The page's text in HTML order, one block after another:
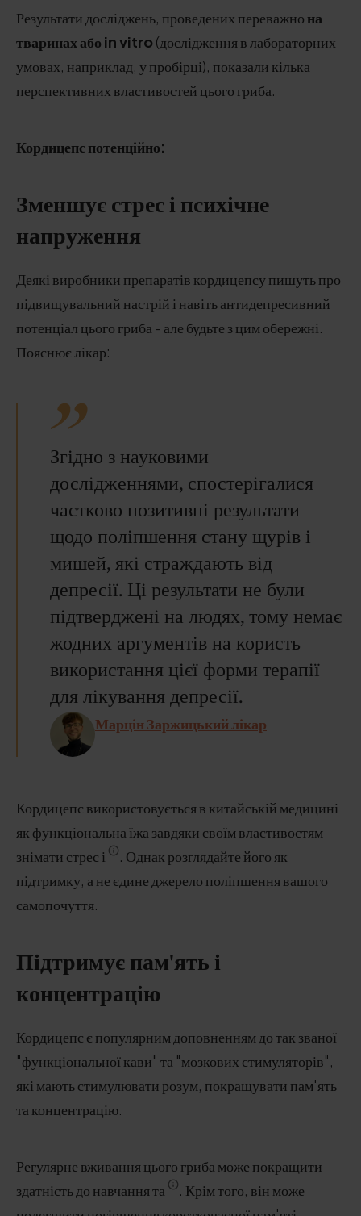
Результати досліджень, проведених переважно на
тваринах або in vitro (дослідження в лабораторних
умовах, наприклад, у пробірці), показали кілька
перспективних властивостей цього гриба.
Кордицепс потенційно:
Зменшує стрес і психічне
напруження
Деякі виробники препаратів кордицепсу пишуть про
підвищувальний настрій і навіть антидепресивний
потенціал цього гриба - але будьте з цим обережні.
Пояснює лікар:
Згідно з науковими
дослідженнями, спостерігалися
частково позитивні результати
щодо поліпшення стану щурів і
мишей, які страждають від
депресії. Ці результати не були
підтверджені на людях, тому немає
жодних аргументів на користь
використання цієї форми терапії
для лікування депресії.
Марцін Заржицький лікар
Кордицепс використовується в китайській медицині
як функціональна їжа завдяки своїм властивостям
знімати стрес і
. Однак розглядайте його як
підтримку, а не єдине джерело поліпшення вашого
самопочуття.
Підтримує пам'ять і
концентрацію
Кордицепс є популярним доповненням до так званої
"функціональної кави" та "мозкових стимуляторів",
які мають стимулювати розум, покращувати пам'ять
та концентрацію.
Регулярне вживання цього гриба може покращити
здатність до навчання та
. Крім того, він може